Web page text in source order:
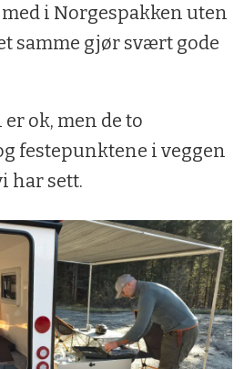
i Norgespakken uten
samme gjør svært gode
ok, men de to
festepunktene i veggen
har sett.